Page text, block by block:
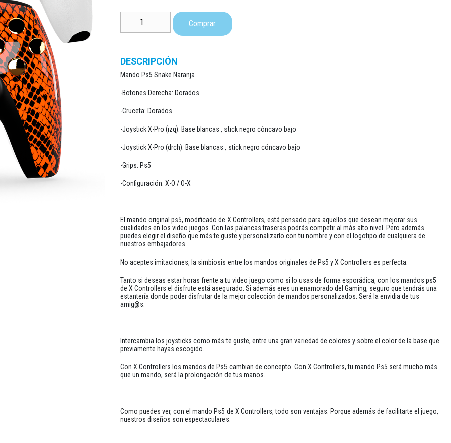
188,00 €
Mando PS5 Snake Naranja cantidad
Comprar
DESCRIPCIÓN
Mando Ps5 Snake Naranja
-Botones Derecha: Dorados
-Cruceta: Dorados
-Joystick X-Pro (izq): Base blancas , stick negro cóncavo bajo
-Joystick X-Pro (drch): Base blancas , stick negro cóncavo bajo
-Grips: Ps5
-Configuración: X-O / O-X
El mando original ps5, modificado de X Controllers, está pensado para aquellos que desean mejorar sus
cualidades en los video juegos. Con las palancas traseras podrás competir al más alto nivel. Pero además
puedes elegir el diseño que más te guste y personalizarlo con tu nombre y con el logotipo de cualquiera de
nuestros embajadores.
No aceptes imitaciones, la simbiosis entre los mandos originales de Ps5 y X Controllers es perfecta.
Tanto si deseas estar horas frente a tu video juego como si lo usas de forma esporádica, con los mandos ps5
de X Controllers el disfrute está asegurado. Si además eres un enamorado del Gaming, seguro que tendrás una
estantería donde poder disfrutar de la mejor colección de mandos personalizados. Será la envidia de tus
amig@s.
Intercambia los joysticks como más te guste, entre una gran variedad de colores y sobre el color de la base que
previamente hayas escogido.
Con X Controllers los mandos de Ps5 cambian de concepto. Con X Controllers, tu mando Ps5 será mucho más
que un mando, será la prolongación de tus manos.
Como puedes ver, con el mando Ps5 de X Controllers, todo son ventajas. Porque además de facilitarte el juego,
nuestros diseños son espectaculares.